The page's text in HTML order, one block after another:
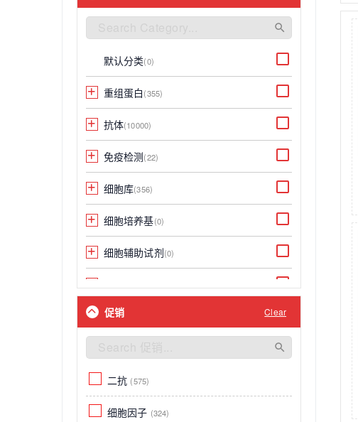
默认分类(0)
重组蛋白(355)
抗体(10000)
免疫检测(22)
细胞库(356)
细胞培养基(0)
细胞辅助试剂(0)
细胞功能检测试剂盒
促销 Clear
二抗 (575)
细胞因子 (324)
Monkey(772)
Rabbit(401)
Hamster(123)
Pig(98)
Chicken(80)
Cynomolgus
Goat(46)
Dog(40)
Chikungunya virus (strain S27-African
Cat(24)